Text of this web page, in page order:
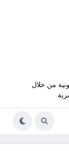
من خلال